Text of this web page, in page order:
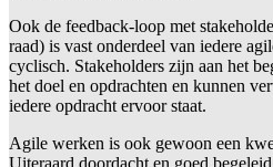
Ook de feedback-loop met
raad) is vast onderdeel van iedere
cyclisch. Stakeholders zijn aan het
het doel en opdrachten en kunnen
iedere opdracht ervoor staat.
Agile werken is ook gewoon een